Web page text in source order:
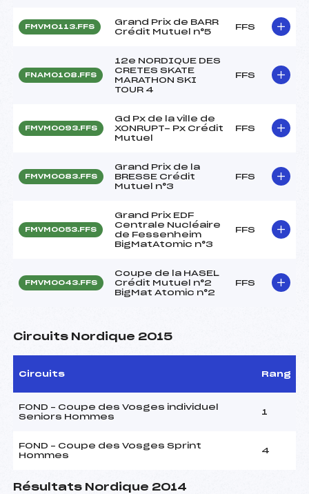
FMVM0113.FFS
Grand Prix de BARR
Crédit Mutuel n°5
FFS
FNAM0108.FFS
12e NORDIQUE DES
CRETES SKATE
MARATHON SKI
TOUR 4
FFS
FMVM0093.FFS
Gd Px de la ville de
XONRUPT- Px Crédit
Mutuel
FFS
FMVM0083.FFS
Grand Prix de la
BRESSE Crédit
Mutuel n°3
FFS
FMVM0053.FFS
Grand Prix EDF
Centrale Nucléaire
de Fessenheim
BigMatAtomic n°3
FFS
FMVM0043.FFS
Coupe de la HASEL
Crédit Mutuel n°2
BigMat Atomic n°2
FFS
Circuits Nordique 2015
Circuits Rang
FOND – Coupe des Vosges individuel
Seniors Hommes
1
FOND – Coupe des Vosges Sprint
Hommes
4
Résultats Nordique 2014